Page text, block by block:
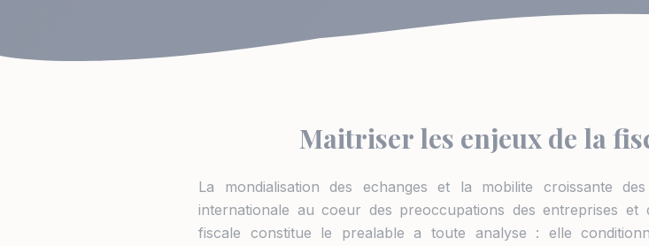
Maitriser les enjeux de la
La mondialisation des echanges et la mobilite croissante
internationale au coeur des preoccupations des entreprises et
fiscale constitue le prealable a toute analyse : elle